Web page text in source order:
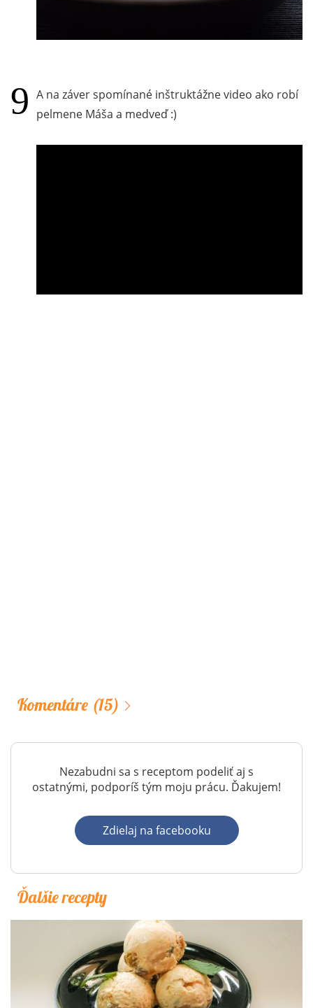
A na záver spomínané inštruktážne video ako robí
pelmene Máša a medveď :)
Komentáre (15)
Nezabudni sa s receptom podeliť aj s
ostatnými, podporíš tým moju prácu. Ďakujem!
Zdielaj na facebooku
Ďalšie recepty